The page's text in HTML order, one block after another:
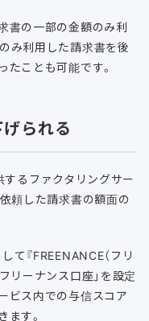
書の一部の金額のみ利
み利用した請求書を後
たことも可能です。
られる
するファクタリングサー
頼した請求書の額面の
『FREENANCE（フリ
リーナンス口座」を設定
ビス内での与信スコア
ます。